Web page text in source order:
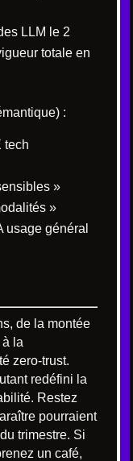
LLM le 2
totale en
:
tech
»
»
usage général
de la montée
la
zero-trust.
redéfini la
Restez
pourraient
trimestre. Si
un café,